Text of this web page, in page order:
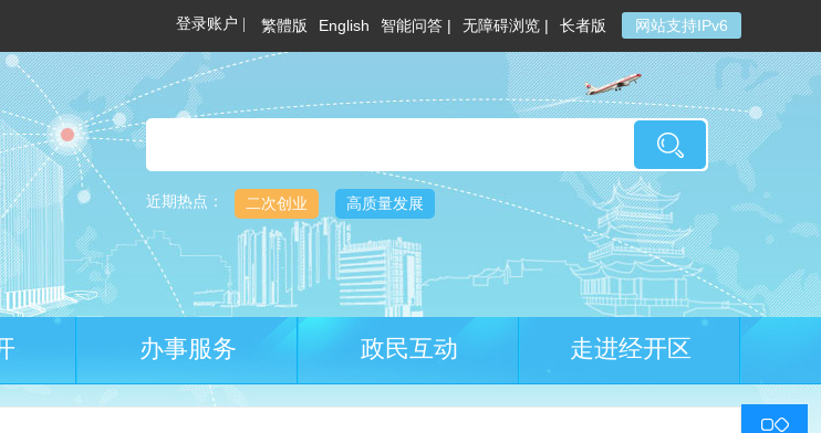
繁體版 English 智能问答 | 无障碍浏览 | 长者版 网站支持IPv6
近期热点： 二次创业 高质量发展
办事服务 政民互动 走进经开区
收起